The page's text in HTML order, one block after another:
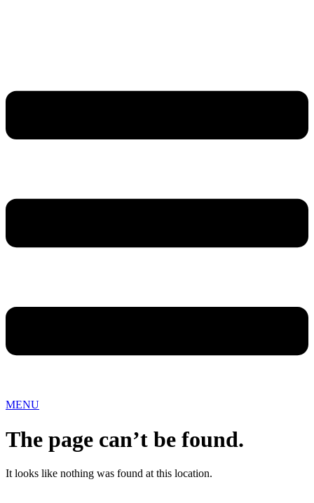
MENU
The page can’t be found.
It looks like nothing was found at this location.